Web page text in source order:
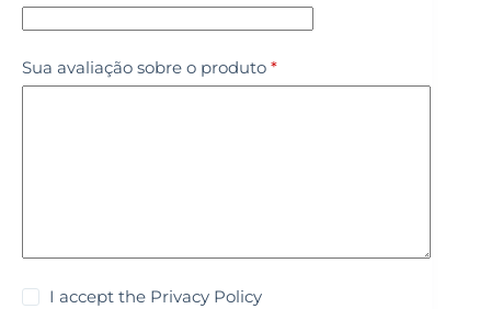
Sua avaliação sobre o produto *
I accept the Privacy Policy